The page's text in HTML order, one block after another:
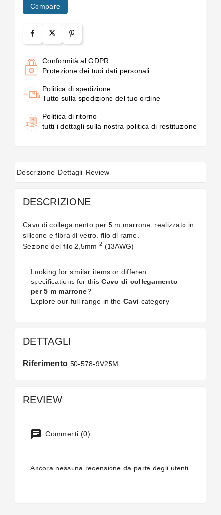
Compare
Conformità al GDPR
Protezione dei tuoi dati personali
Politica di spedizione
Tutto sulla spedizione del tuo ordine
Politica di ritorno
tutti i dettagli sulla nostra politica di restituzione
Descrizione Dettagli Review
DESCRIZIONE
Cavo di collegamento per 5 m marrone. realizzato in
silicone e fibra di vetro. filo di rame.
Sezione del filo 2,5mm 2 (13AWG)
Looking for similar items or different
specifications for thisCavo di collegamento
per 5 m marrone?
Explore our full range in the Cavi category
DETTAGLI
Riferimento 50-578-9V25M
REVIEW
Commenti (0)
Ancora nessuna recensione da parte degli utenti.